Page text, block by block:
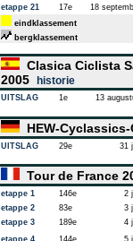
etappe 21
17e 18
eindklassement
bergklassement
Clasica Ciclista
2005
historie
UITSLAG 1e 13
HEW-
UITSLAG 29e 31
Tour de France
etappe 1 146e 2
etappe 2
83e 3
etappe 3
189e 4